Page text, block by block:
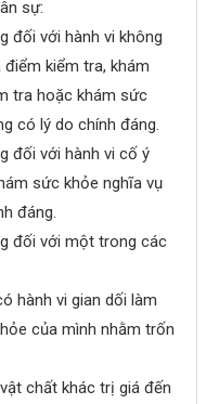
sự:
đối với hành vi không
kiểm tra, khám
tra hoặc khám sức
có lý do chính đáng.
đối với hành vi cố ý
sức khỏe nghĩa vụ
đáng.
đối với một trong các
hành vi gian dối làm
của mình nhằm trốn
chất khác trị giá đến